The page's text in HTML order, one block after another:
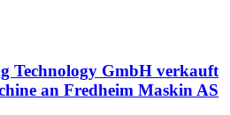
Technology GmbH verkauft
an Fredheim Maskin AS